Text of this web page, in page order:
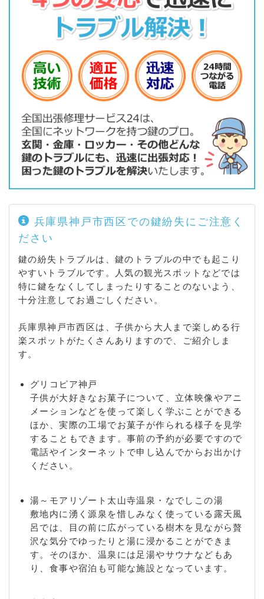
/ 寺谷 / 栃木 / 友清 / 長谷 / 福谷 / 松本） / 平野町
（印路 / 大野 / 大畑 / 堅田 / 黒田 / 慶明 / 繁田 / 芝崎
/ 下村 / 常本 / 中津 / 西戸田 / 福中 / 宮前 / 向井） /
/ 見津が丘 / 南別府 / 美穂が丘 / 宮下 / 室谷 / 持子 /
森友 / 竜が岡 / 和井取
兵庫県神戸市西区での鍵紛失にご注意く
ださい
鍵の紛失トラブルは、鍵のトラブルの中でも起こり
やすいトラブルです。人気の観光スポットなどでは
特に鍵をなくしてしまったりすることのないよう、
十分注意してお過ごしください。
兵庫県神戸市西区は、子供から大人まで楽しめる行
楽スポットがたくさんありますので、ご紹介しま
す。
グリコピア神戸
子供が大好きなお菓子について、立体映像やアニ
メーションなどを使って楽しく学ぶことができる
ほか、実際の工場でお菓子が作られる様子を見学
することもできます。事前の予約が必要ですので
電話やインターネットで申し込んでからお出かけ
ください。
湯～モアリゾート太山寺温泉・なでしこの湯
敷地内に湧く源泉を惜しみなく使っている露天風
呂では、目の前に広がっている樹木を見ながら贅
沢な気分でゆったりと湯に浸かることができま
す。そのほか、温泉には足湯やサウナなどもあ
り、食事や宿泊も可能な施設となっています。